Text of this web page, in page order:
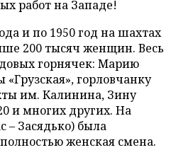
работ на Западе!
и по 1950 год на шахтах
200 тысяч женщин. Весь
горнячек: Марию
горловчанку
им. Калинина, Зину
и многих других. На
– Засядько) была
женская смена.